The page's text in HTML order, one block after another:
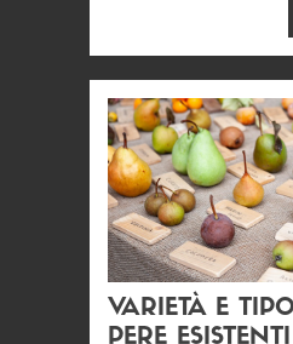
VARIETÀ E
PERE ESISTENTI